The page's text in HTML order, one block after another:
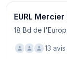
EURL Mercier
18 Bd de
13